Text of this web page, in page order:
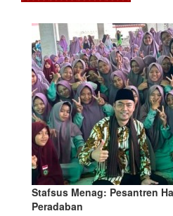
Stafsus Menag: Pesantren
Peradaban